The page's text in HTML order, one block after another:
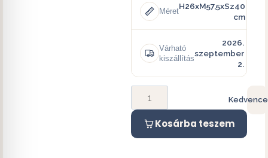
Méret
H26xM57,5xSz40
cm
Várható
kiszállítás
2026.
szeptember
2.
Kosárba teszem